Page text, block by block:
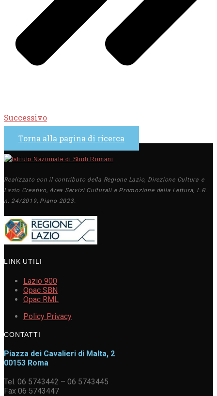
Successivo
Torna alla pagina di ricerca
Realizzato con il contributo della Regione Lazio, Direzione Cultura e
Lazio Creativo, Area Servizi Culturali e Promozione della Lettura, L.R.
n. 24/2019, Piano 2023.
LINK UTILI
Lazio 900
Opac SBN
Opac RML
Policy Privacy
CONTATTI
Piazza dei Cavalieri di Malta, 2
00153 Roma
Tel. 06 5743442 – 06 5743445
Fax 06 5743447